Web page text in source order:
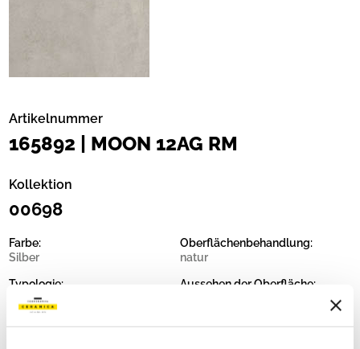
Artikelnummer
165892 | MOON 12AG RM
Kollektion
00698
Farbe:
Silber
Typologie:
Schlicht
Format:
Oberflächenbehandlung:
natur
Aussehen der Oberfläche:
Schattierung: